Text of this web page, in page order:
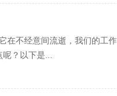
在不经意间流逝，我们的工
呢？以下是...